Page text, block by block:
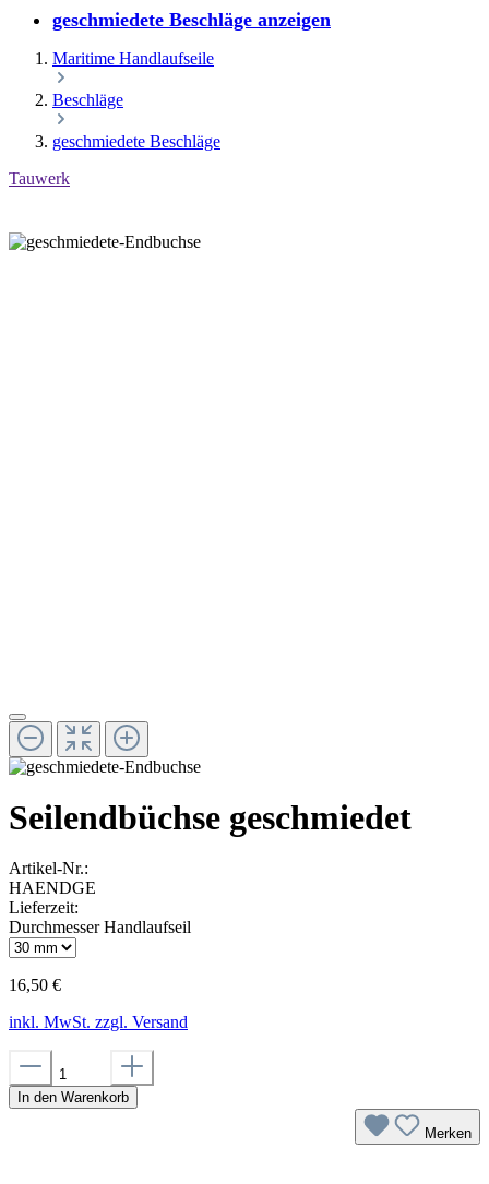
geschmiedete Beschläge anzeigen
Maritime Handlaufseile
Beschläge
geschmiedete Beschläge
Tauwerk
Seilendbüchse geschmiedet
Artikel-Nr.:
HAENDGE
Lieferzeit:
Durchmesser Handlaufseil
16,50 €
inkl. MwSt. zzgl. Versand
In den Warenkorb
Merken